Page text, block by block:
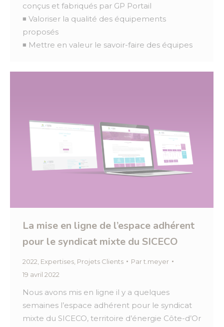
conçus et fabriqués par GP Portail
◾ Valoriser la qualité des équipements
proposés
◾ Mettre en valeur le savoir-faire des équipes
La mise en ligne de l’espace adhérent
pour le syndicat mixte du SICECO
2022 Expertises Projets Clients Part.meyer
19 avril 2022
Nous avons mis en ligne il y a quelques
semaines l’espace adhérent pour le syndicat
mixte du SICECO, territoire d’énergie Côte-d’Or